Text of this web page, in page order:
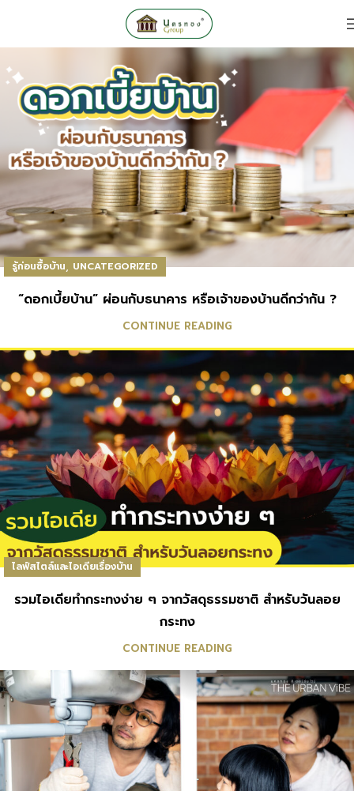
รู้ก่อนซื้อบ้าน, UNCATEGORIZED
“ดอกเบี้ยบ้าน” ผ่อนกับธนาคาร หรือเจ้าของบ้านดีกว่ากัน ?
CONTINUE READING
ไลฟ์สไตล์และไอเดียเรื่องบ้าน
รวมไอเดียทำกระทงง่าย ๆ จากวัสดุธรรมชาติ สำหรับวันลอย
กระทง
CONTINUE READING